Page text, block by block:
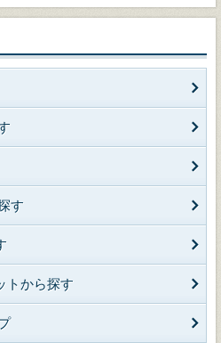
す
トから探す